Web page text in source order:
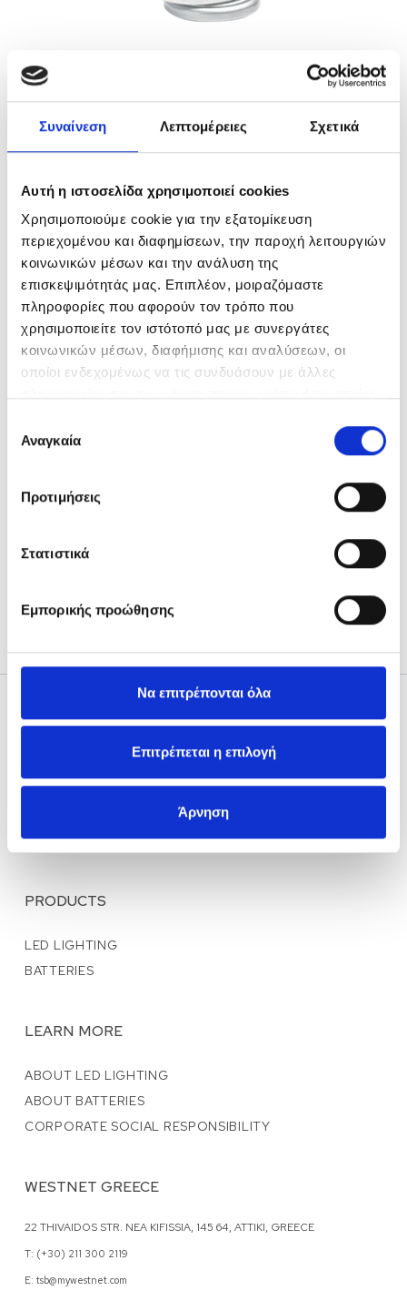
Συναίνεση Λεπτομέρειες Σχετικά
Αυτή η ιστοσελίδα χρησιμοποιεί cookies
Χρησιμοποιούμε cookie για την εξατομίκευση
περιεχομένου και διαφημίσεων, την παροχή λειτουργιών
κοινωνικών μέσων και την ανάλυση της
επισκεψιμότητάς μας. Επιπλέον, μοιραζόμαστε
πληροφορίες που αφορούν τον τρόπο που
χρησιμοποιείτε τον ιστότοπό μας με συνεργάτες
κοινωνικών μέσων, διαφήμισης και αναλύσεων, οι
οποίοι ενδεχομένως να τις συνδυάσουν με άλλες
των υπηρεσιών τους.
συγκατάθεσης
Αναγκαία
Προτιμήσεις
Στατιστικά
Εμπορικής προώθησης
Να επιτρέπονται όλα
Επιτρέπεται η επιλογή
Άρνηση
23A & 27A
PRODUCTS
LED LIGHTING
BATTERIES
LEARN MORE
ABOUT LED LIGHTING
ABOUT BATTERIES
CORPORATE SOCIAL RESPONSIBILITY
WESTNET GREECE
22 THIVAIDOS STR. NEA KIFISSIA, 145 64, ATTIKI, GREECE
T: (+30) 211 300 2119
E: tsb@mywestnet.com